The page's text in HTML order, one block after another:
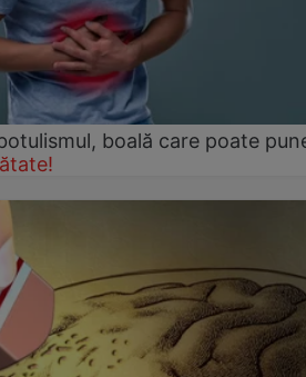
boală care poate